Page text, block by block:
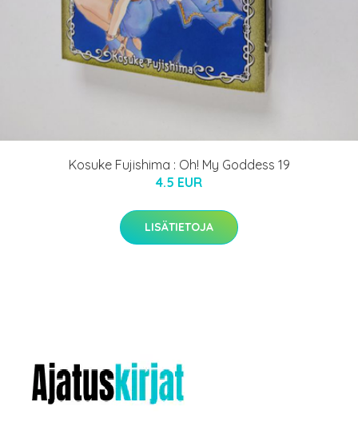
Kosuke Fujishima : Oh! My Goddess 19
4.5 EUR
LISÄTIETOJA